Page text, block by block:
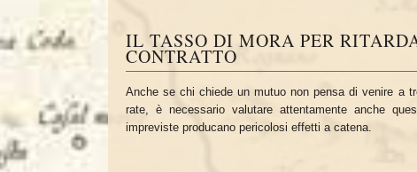
IL TASSO DI MORA PER
CONTRATTO
Anche se chi chiede un mutuo non pensa di venire a
rate, è necessario valutare attentamente anche
impreviste producano pericolosi effetti a catena.